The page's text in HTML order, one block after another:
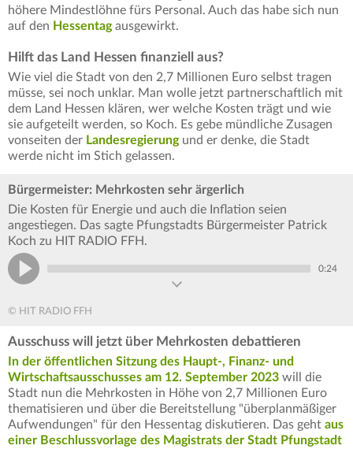
höhere Mindestlöhne fürs Personal. Auch das habe sich nun
auf den Hessentagausgewirkt.
Hilft das Land Hessen finanziell aus?
Wie viel die Stadt von den 2,7 Millionen Euro selbst tragen
müsse, sei noch unklar. Man wolle jetzt partnerschaftlich mit
dem Land Hessen klären, wer welche Kosten trägt und wie
sie aufgeteilt werden, so Koch. Es gebe mündliche Zusagen
vonseiten der Landesregierungund er denke, die Stadt
werde nicht im Stich gelassen.
Bürgermeister: Mehrkosten sehr ärgerlich
Die Kosten für Energie und auch die Inflation seien
angestiegen. Das sagte Pfungstadts Bürgermeister Patrick
Koch zu HIT RADIO FFH.
0:24
© HIT RADIO FFH
Ausschuss will jetzt über Mehrkosten debattieren
In der öffentlichen Sitzung des Haupt-, Finanz- und
Wirtschaftsausschusses am 12. September 2023 will die
Stadt nun die Mehrkosten in Höhe von 2,7 Millionen Euro
thematisieren und über die Bereitstellung "überplanmäßiger
Aufwendungen" für den Hessentag diskutieren. Das geht aus
einer Beschlussvorlage des Magistrats der Stadt Pfungstadt